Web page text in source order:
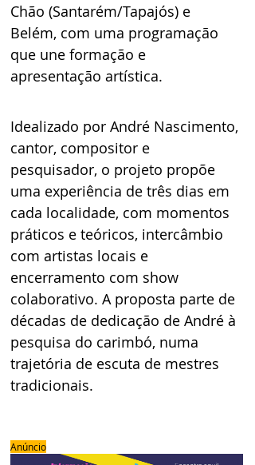
Chão (Santarém/Tapajós) e
Belém, com uma programação
que une formação e
apresentação artística.
Idealizado por André Nascimento,
cantor, compositor e
pesquisador, o projeto propõe
uma experiência de três dias em
cada localidade, com momentos
práticos e teóricos, intercâmbio
com artistas locais e
encerramento com show
colaborativo. A proposta parte de
décadas de dedicação de André à
pesquisa do carimbó, numa
trajetória de escuta de mestres
tradicionais.
Anúncio